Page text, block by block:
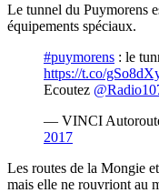
Le tunnel du Puymorens
équipements spéciaux.
#puymorens : le
https://t.co/
Ecoutez
— VINCI
2017
Les routes de la Mongie
mais elle ne rouvriont au